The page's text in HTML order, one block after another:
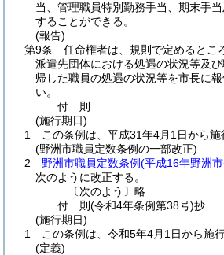
当、管理職員特別勤務手当、期末手
することができる。
(報告)
第9条
任命権者は、規則で定めるとこ
派遣先団体における処遇の状況等及
帰した職員の処遇の状況等を市長に
い。
付 則
(施行期日)
1
この条例は、平成31年4月1日から施
(野洲市職員定数条例の一部改正)
2
野洲市職員定数条例(平成16年野洲
次のように改正する。
〔次のよう〕略
付 則(令和4年条例第38号)抄
(施行期日)
1
この条例は、令和5年4月1日から施行
(定義)